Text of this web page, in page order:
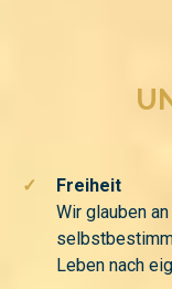
✓
Freiheit
Wir glauben
Leben nach